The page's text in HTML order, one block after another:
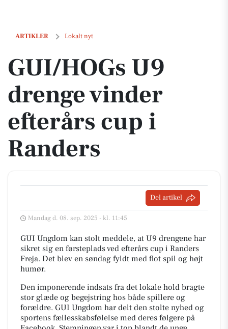
ARTIKLER Lokalt nyt
GUI/HOGs U9 drenge vinder efterårs cup i Randers
GUI/HOGs U9
drenge vinder
efterårs cup i
Randers
Del artikel
Mandag d. 08. sep. 2025 - kl. 11:45
GUI Ungdom kan stolt meddele, at U9 drengene har
sikret sig en førsteplads ved efterårs cup i Randers
Freja. Det blev en søndag fyldt med flot spil og højt
humør.
Den imponerende indsats fra det lokale hold bragte
stor glæde og begejstring hos både spillere og
forældre. GUI Ungdom har delt den stolte nyhed og
sportens fællesskabsfølelse med deres følgere på